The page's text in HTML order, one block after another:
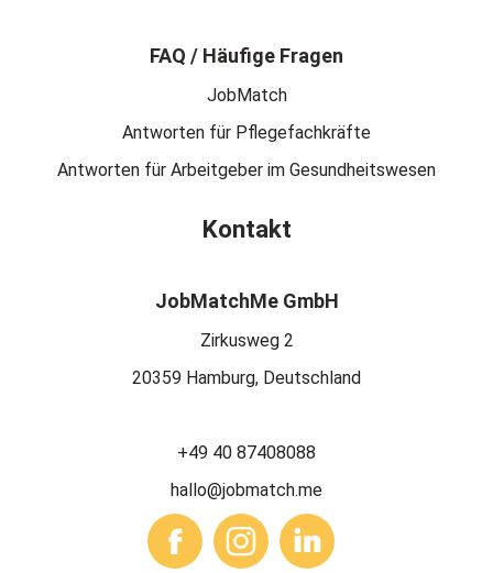
FAQ / Häufige Fragen
JobMatch
Antworten für Pflegefachkräfte
Antworten für Arbeitgeber im Gesundheitswesen
Kontakt
JobMatchMe GmbH
Zirkusweg 2
20359 Hamburg, Deutschland
+49 40 87408088
hallo@jobmatch.me